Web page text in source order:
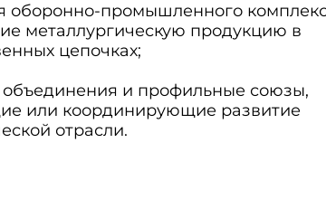
оборонно-промышленного
металлургическую продукцию в
цепочках;
объединения и профильные союзы,
или координирующие развитие
отрасли.